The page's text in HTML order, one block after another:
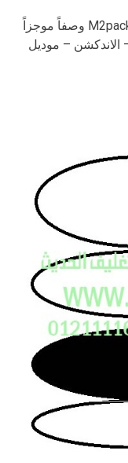
نقدم نحن شركة المهندس منسي M2pack.com وصفاً موجزاً
– موديل